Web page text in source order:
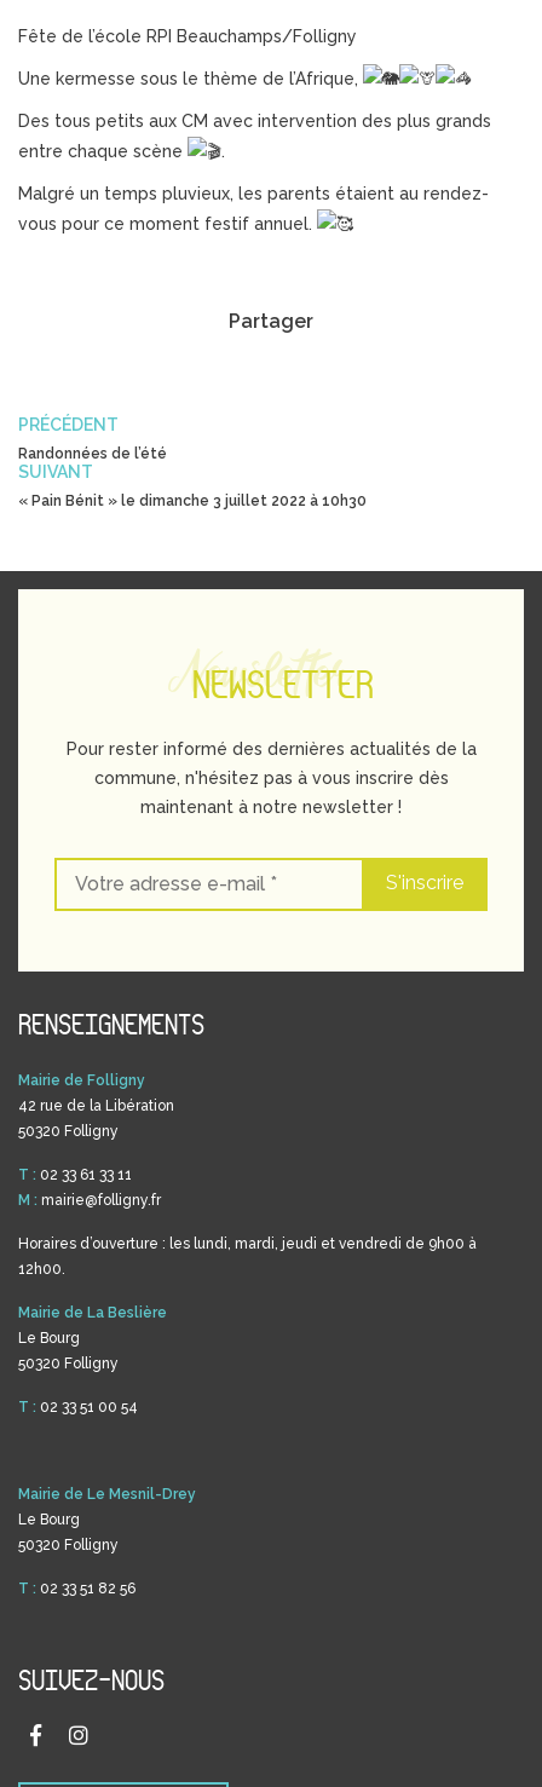
Fête de l’école RPI Beauchamps/Folligny
Une kermesse sous le thème de l’Afrique,
Des tous petits aux CM avec intervention des plus grands
entre chaque scène
.
Malgré un temps pluvieux, les parents étaient au rendez-
vous pour ce moment festif annuel.
Partager
PRÉCÉDENT
Randonnées de l’été
SUIVANT
« Pain Bénit » le dimanche 3 juillet 2022 à 10h30
Newsletter
NEWSLETTER
Pour rester informé des dernières actualités de la
commune, n'hésitez pas à vous inscrire dès
maintenant à notre newsletter !
RENSEIGNEMENTS
Mairie de Folligny
42 rue de la Libération
50320 Folligny
T : 02 33 61 33 11
M : mairie@folligny.fr
Horaires d’ouverture : les lundi, mardi, jeudi et vendredi de 9h00 à
12h00.
Mairie de La Beslière
Le Bourg
50320 Folligny
T : 02 33 51 00 54
Mairie de Le Mesnil-Drey
Le Bourg
50320 Folligny
T : 02 33 51 82 56
SUIVEZ-NOUS